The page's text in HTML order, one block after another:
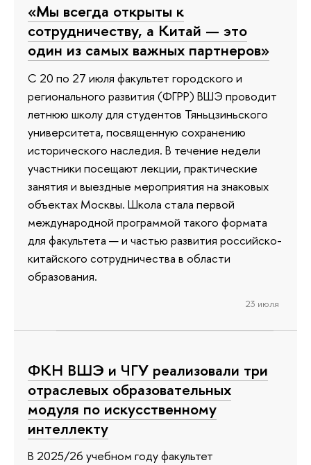
«Мы всегда открыты к
сотрудничеству, а Китай — это
один из самых важных партнеров»
С 20 по 27 июля факультет городского и
регионального развития (ФГРР) ВШЭ проводит
летнюю школу для студентов Тяньцзиньского
университета, посвященную сохранению
исторического наследия. В течение недели
участники посещают лекции, практические
занятия и выездные мероприятия на знаковых
объектах Москвы. Школа стала первой
международной программой такого формата
для факультета — и частью развития российско-
китайского сотрудничества в области
образования.
23 июля
ФКН ВШЭ и ЧГУ реализовали три
отраслевых образовательных
модуля по искусственному
интеллекту
В 2025/26 учебном году факультет